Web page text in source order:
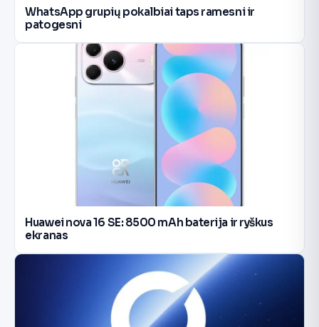
WhatsApp grupių pokalbiai taps ramesni ir
patogesni
Huawei nova 16 SE: 8500 mAh baterija ir ryškus
ekranas